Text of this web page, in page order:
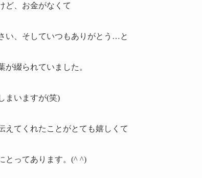
ど、お金がなくて
い、そしていつもありがとう…と
が綴られていました。
まいますが(笑)
えてくれたことがとても嬉しくて
とってあります。(^ ^)